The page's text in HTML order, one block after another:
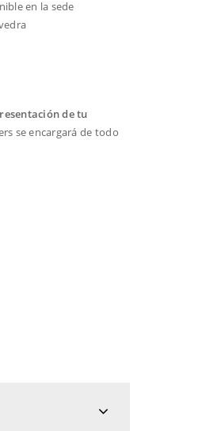
en la sede
de tu
se encargará de todo